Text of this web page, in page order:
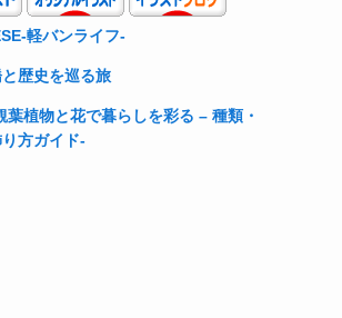
軽バンライフ-
歴史を巡る旅
葉植物と花で暮らしを彩る – 種類・
方ガイド-